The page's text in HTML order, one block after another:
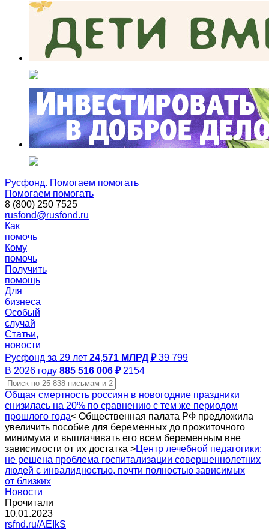
Русфонд. Помогаем помогать
Помогаем помогать
8 (800) 250 7525
rusfond@rusfond.ru
Как
помочь
Кому
помочь
Получить
помощь
Для
бизнеса
Особый
случай
Статьи,
новости
Русфонд за 29 лет 24,571 МЛРД ₽ 39 799
В 2026 году 885 516 006 ₽ 2154
Общая смертность россиян в новогодние праздники
снизилась на 20% по сравнению с тем же периодом
прошлого года< Общественная палата РФ предложила
увеличить пособие для беременных до прожиточного
минимума и выплачивать его всем беременным вне
зависимости от их достатка >Центр лечебной педагогики:
не решена проблема госпитализации совершеннолетних
людей с инвалидностью, почти полностью зависимых
от близких
Новости
Прочитали
10.01.2023
rsfnd.ru/AEIkS